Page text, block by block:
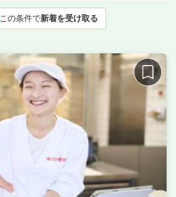
この条件で新着を受け取る